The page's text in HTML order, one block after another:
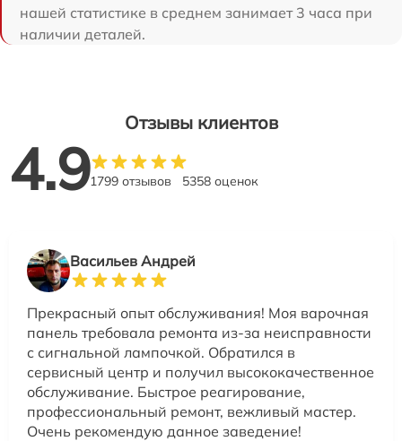
нашей статистике в среднем занимает 3 часа при
наличии деталей.
Отзывы клиентов
4.91799 отзывов 5358 оценок
Васильев Андрей
Прекрасный опыт обслуживания! Моя варочная
панель требовала ремонта из-за неисправности
с сигнальной лампочкой. Обратился в
сервисный центр и получил высококачественное
обслуживание. Быстрое реагирование,
профессиональный ремонт, вежливый мастер.
Очень рекомендую данное заведение!